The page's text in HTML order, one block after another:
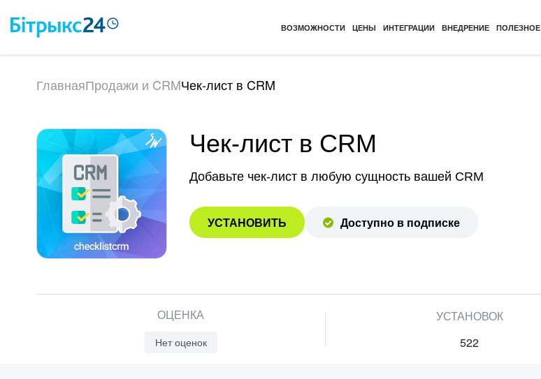
ВОЗМОЖНОСТИ ЦЕНЫ ИНТЕГРАЦИИ ВНЕДРЕНИЕ ПОЛЕЗНОЕ
ГлавнаяПродажи и CRMЧек-лист в CRM
Чек-лист в CRM
Добавьте чек-лист в любую сущность вашей CRM
УСТАНОВИТЬ Доступно в подписке
ОЦЕНКА
Нет оценок
УСТАНОВОК
522